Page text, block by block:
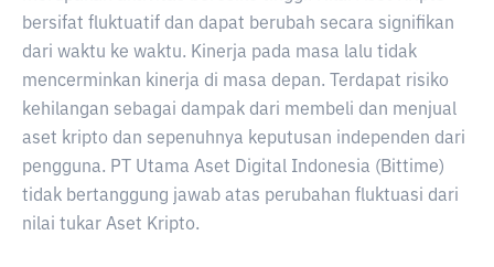
bersifat fluktuatif dan dapat berubah secara signifikan
dari waktu ke waktu. Kinerja pada masa lalu tidak
mencerminkan kinerja di masa depan. Terdapat risiko
kehilangan sebagai dampak dari membeli dan menjual
aset kripto dan sepenuhnya keputusan independen dari
pengguna. PT Utama Aset Digital Indonesia (Bittime)
tidak bertanggung jawab atas perubahan fluktuasi dari
nilai tukar Aset Kripto.